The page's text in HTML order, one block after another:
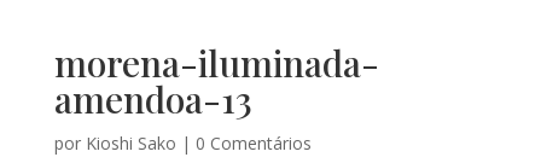
morena-iluminada-
amendoa-13
por Kioshi Sako | 0 Comentários